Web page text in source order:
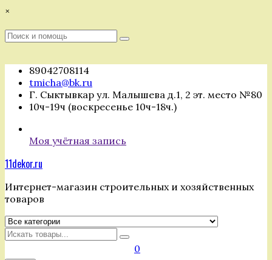
Перейти
содержимому
×
Поиск
Поиск
89042708114
tmicha@bk.ru
Г. Сыктывкар ул. Малышева д.1, 2 эт. место №80
10ч-19ч (воскресенье 10ч-18ч.)
Моя учётная запись
11dekor.ru
Интернет-магазин строительных и хозяйственных
товаров
Искать
0